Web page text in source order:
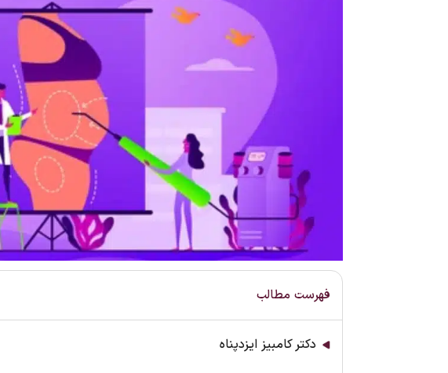
فهرست مطالب
دکتر کامبیز ایزدپناه